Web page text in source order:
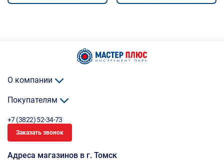
О компании
Покупателям
+7 (3822) 52-34-73
Заказать звонок
Адреса магазинов в г. Томск